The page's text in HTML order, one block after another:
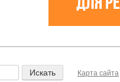
Карта сайта